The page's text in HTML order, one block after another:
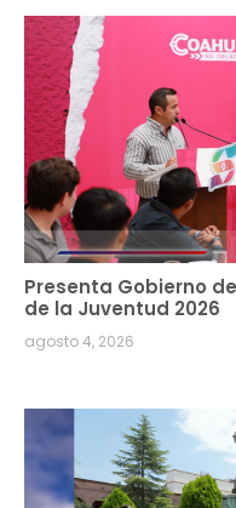
Presenta Gobierno
de la Juventud 2026
agosto 4, 2026